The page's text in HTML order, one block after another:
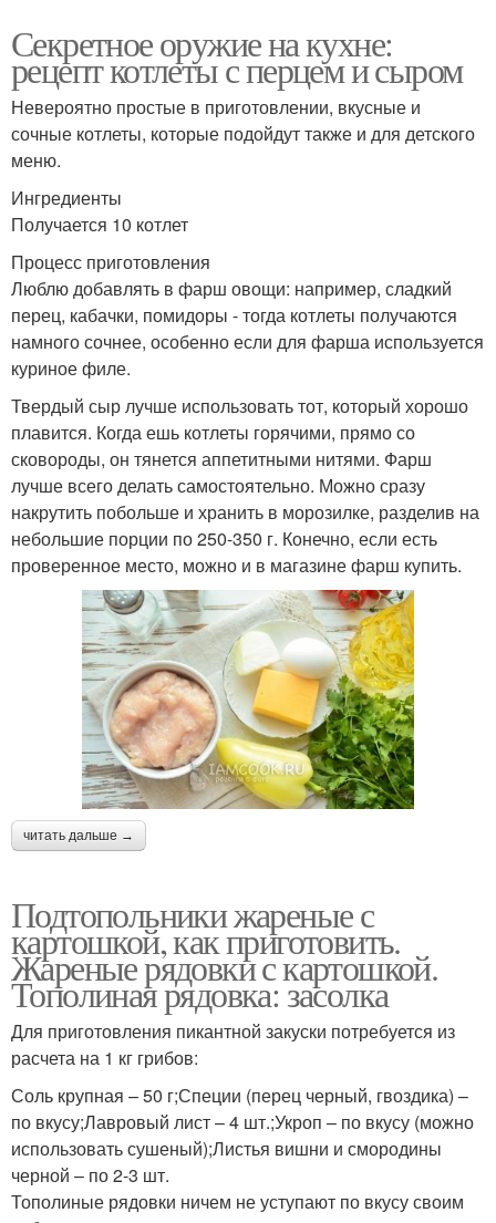
Секретное оружие на кухне:
рецепт котлеты с перцем и сыром
Невероятно простые в приготовлении, вкусные и
сочные котлеты, которые подойдут также и для детского
меню.
Ингредиенты
Получается 10 котлет
Процесс приготовления
Люблю добавлять в фарш овощи: например, сладкий
перец, кабачки, помидоры - тогда котлеты получаются
намного сочнее, особенно если для фарша используется
куриное филе.
Твердый сыр лучше использовать тот, который хорошо
плавится. Когда ешь котлеты горячими, прямо со
сковороды, он тянется аппетитными нитями. Фарш
лучше всего делать самостоятельно. Можно сразу
накрутить побольше и хранить в морозилке, разделив на
небольшие порции по 250-350 г. Конечно, если есть
проверенное место, можно и в магазине фарш купить.
читать дальше →
Подтопольники жареные с
картошкой, как приготовить.
Жареные рядовки с картошкой.
Тополиная рядовка: засолка
Для приготовления пикантной закуски потребуется из
расчета на 1 кг грибов:
Соль крупная – 50 г;Специи (перец черный, гвоздика) –
по вкусу;Лавровый лист – 4 шт.;Укроп – по вкусу (можно
использовать сушеный);Листья вишни и смородины
черной – по 2-3 шт.
Тополиные рядовки ничем не уступают по вкусу своим